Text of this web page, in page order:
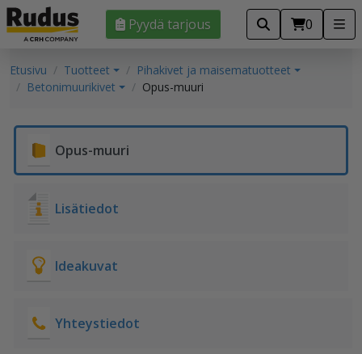
Pyydä tarjous 0
Etusivu Tuotteet
Pihakivet ja maisematuotteet
Betonimuurikivet
Opus-muuri
Opus-muuri
Lisätiedot
Ideakuvat
Yhteystiedot